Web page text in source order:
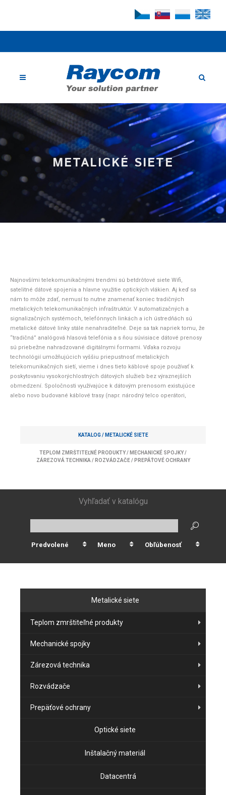
METALICKÉ SIETE
Najnovšími telekomunikačnými trendmi sú betdrôtové siete Wifi,
satelitné dátové spojenia a hlavne využitie optických vlákien. Aj keď sa
nám to môže zdať, nemusí to nutne znamenať koniec tradičných
metalických telekomunikačných infraštruktúr. V automatizačných a
signalizačných systémoch, telefónnych linkách a ich ústredňách sú
metalické dátové linky stále nenahraditeľné. Deje sa tak napriek tomu, že
“tradičná” analógová hlasová telefónia a s ňou súvisiace dátové prenosy
sú priebežne nahradzované digitálnymi formami. Vďaka rozvoju
technológií umožňujúcich vyššiu priepustnosť metalických
telekomunikačných sietí, vieme i dnes tieto káblové spoje používať k
poskytovaniu vysokorýchlostných dátových služieb bez výraznejších
obmedzení. Spoločnosti využívajúce k dátovým prenosom existujúce
alebo novo budované káblové trasy (napr. národný telco operátori,
KATALOG / METALICKÉ SIETE
TEPLOM ZMRŠTITEĽNÉ PRODUKTY/ MECHANICKÉ SPOJKY/
ZÁREZOVÁ TECHNIKA / ROZVÁDZAČE/ PREPÄŤOVÉ OCHRANY
Vyhľadať v katalógu
Predvolené Meno Obľúbenosť
Metalické siete
Teplom zmrštiteľné produkty
Mechanické spojky
Zárezová technika
Rozvádzače
Prepäťové ochrany
Optické siete
Inštalačný materiál
Datacentrá